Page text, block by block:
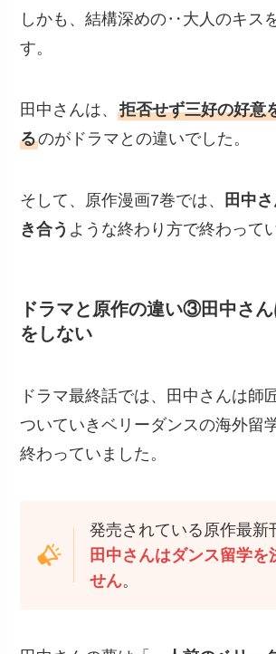
しかも、結構深めの‥大人のキス
す。
田中さんは、拒否せず三好の好意
るのがドラマとの違いでした。
そして、原作漫画7巻では、
田中
き合う ような終わり方で終わって
ドラマと原作の違い③田中さ
をしない
ドラマ最終話では、田中さんは師
ついていきベリーダンスの海外留
終わっていました。
発売されている原作最新
田中さんはダンス留学を
せん。